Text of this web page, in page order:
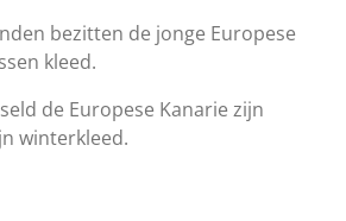
bezitten de jonge Europese
kleed.
de Europese Kanarie zijn
winterkleed.